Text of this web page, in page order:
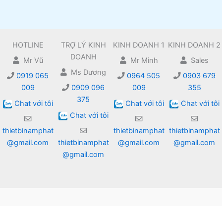
HOTLINE
Mr Vũ
0919 065
009
Chat với tôi
thietbinamphat
@gmail.com
TRỢ LÝ KINH
DOANH
Ms Dương
0909 096
375
Chat với tôi
thietbinamphat
@gmail.com
KINH DOANH 1
Mr Minh
0964 505
009
Chat với tôi
thietbinamphat
@gmail.com
KINH DOANH 2
Sales
0903 679
355
Chat với tôi
thietbinamphat
@gmail.com